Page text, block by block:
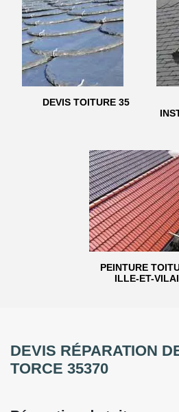
DEVIS TOITURE 35
PEINTURE
ILLE-ET-
DEVIS RÉPARATION
TORCE 35370